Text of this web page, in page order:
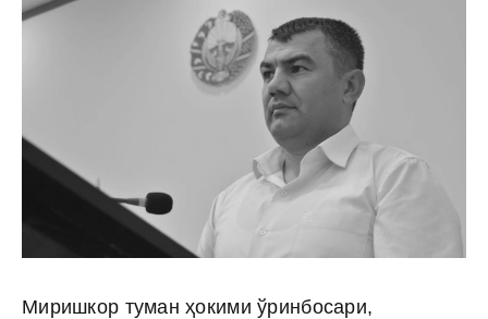
Миришкор туман ҳокими ўринбосари,